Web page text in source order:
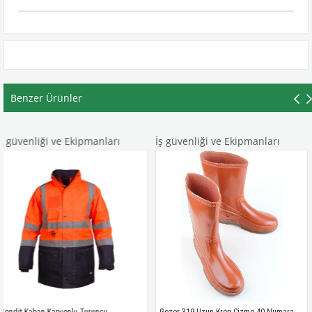
Benzer Ürünler
Ekipmanları İş güvenliği ve Ekipmanları İş